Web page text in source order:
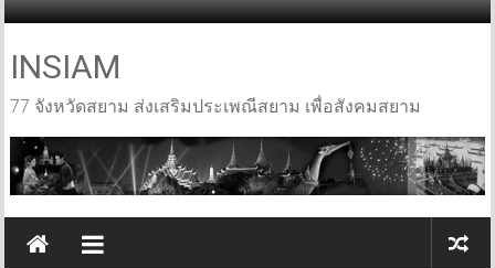
Skip
content
INSIAM
77 จังหวัดสยาม ส่งเสริมประเพณีสยาม เพื่อสังคมสยาม